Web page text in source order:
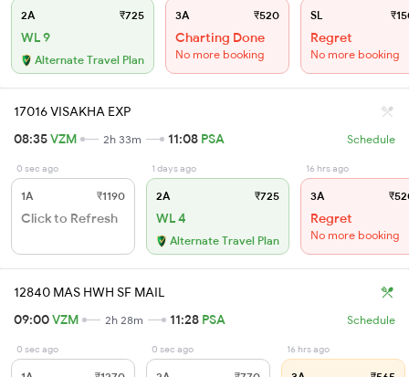
2A ₹725
WL 9
Alternate Travel Plan
3A ₹520
Charting Done
No more booking
SL
Regret
No more booking
17016 VISAKHA EXP
08:35VZM 2h 33m 11:08 PSA Schedule
0 sec ago
1A ₹1190
Click to Refresh
1 days ago
2A ₹725
WL 4
Alternate Travel Plan
16 hrs ago
3A
Regret
No more booking
12840 MAS HWH SF MAIL
09:00VZM 2h 28m 11:28 PSA Schedule
0 sec ago 0 sec ago 16 hrs ago